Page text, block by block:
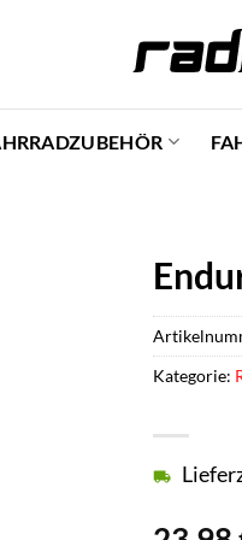
Kategorie: